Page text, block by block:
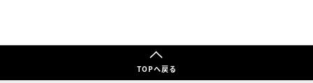
TOPへ戻る